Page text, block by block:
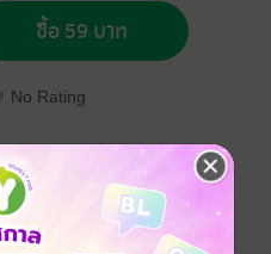
ซื้อ 59 บาท
No Rating
แชร์